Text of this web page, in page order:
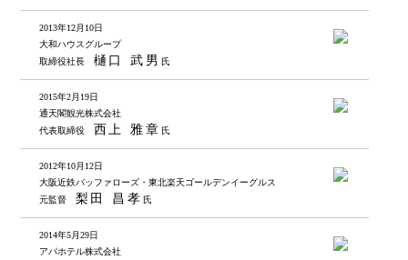
2013年12月10日
大和ハウスグループ
取締役社長 樋口 武男 氏
2015年2月19日
通天閣観光株式会社
代表取締役 西上 雅章 氏
2012年10月12日
大阪近鉄バッファローズ・東北楽天ゴールデンイーグルス
元監督 梨田 昌孝 氏
2014年5月29日
アパホテル株式会社